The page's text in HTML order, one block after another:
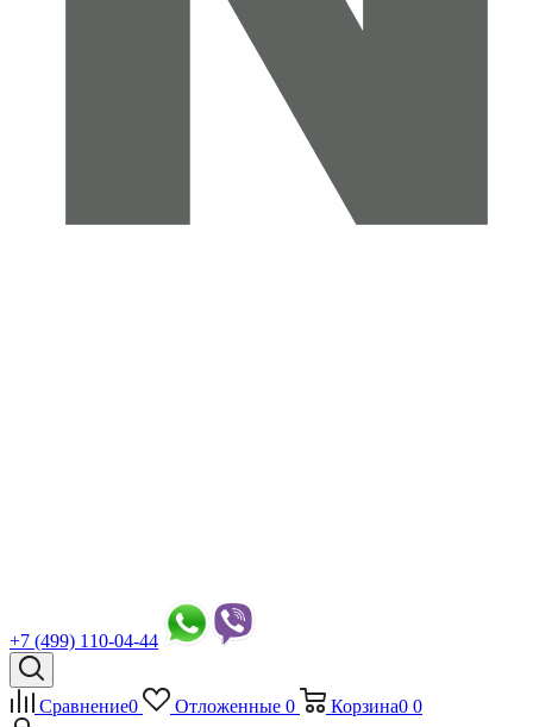
+7 (499) 110-04-44
Сравнение0 Отложенные 0 Корзина0 0